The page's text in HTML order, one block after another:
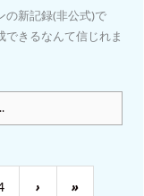
の新記録(非公式)で
きるなんて信じれま
› »